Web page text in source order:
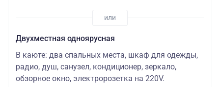
Двухместная одноярусная
В каюте: два спальных места, шкаф для одежды,
радио, душ, санузел, кондиционер, зеркало,
обзорное окно, электророзетка на 220V.